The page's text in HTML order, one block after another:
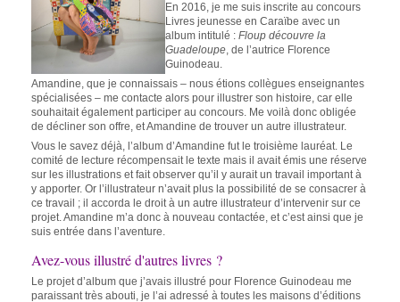
En 2016, je me suis inscrite au concours
Livres jeunesse en Caraïbe avec un
album intitulé : Floup découvre la
Guadeloupe, de l’autrice Florence
Guinodeau.
Amandine, que je connaissais – nous étions collègues enseignantes
spécialisées – me contacte alors pour illustrer son histoire, car elle
souhaitait également participer au concours. Me voilà donc obligée
de décliner son offre, et Amandine de trouver un autre illustrateur.
Vous le savez déjà, l’album d’Amandine fut le troisième lauréat. Le
comité de lecture récompensait le texte mais il avait émis une réserve
sur les illustrations et fait observer qu’il y aurait un travail important à
y apporter. Or l’illustrateur n’avait plus la possibilité de se consacrer à
ce travail ; il accorda le droit à un autre illustrateur d’intervenir sur ce
projet. Amandine m’a donc à nouveau contactée, et c’est ainsi que je
suis entrée dans l’aventure.
Avez-vous illustré d'autres livres ?
Le projet d’album que j’avais illustré pour Florence Guinodeau me
paraissant très abouti, je l’ai adressé à toutes les maisons d’éditions